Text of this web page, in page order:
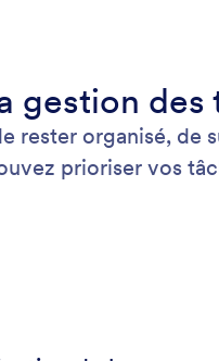
gestion des
rester organisé,
prioriser vos